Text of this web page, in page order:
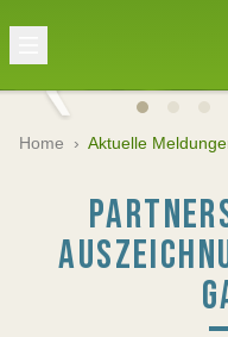
Home › Aktuelle